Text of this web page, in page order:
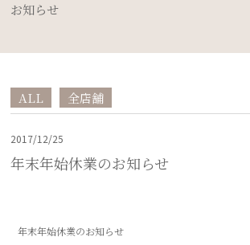
お知らせ
ALL 全店舗
2017/12/25
年末年始休業のお知らせ
年末年始休業のお知らせ